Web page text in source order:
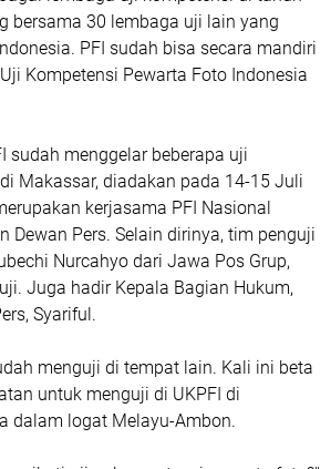
bersama 30 lembaga uji lain yang
PFI sudah bisa secara mandiri
Kompetensi Pewarta Foto Indonesia
sudah menggelar beberapa uji
Makassar, diadakan pada 14-15 Juli
kerjasama PFI Nasional
Dewan Pers. Selain dirinya, tim penguji
Nurcahyo dari Jawa Pos Grup,
Juga hadir Kepala Bagian Hukum,
Syariful.
menguji di tempat lain. Kali ini beta
untuk menguji di UKPFI di
dalam logat Melayu-Ambon.